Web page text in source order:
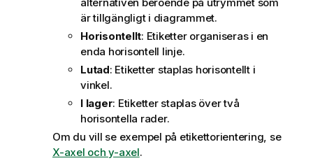
alternativen beroende på utrymmet som
är tillgängligt i diagrammet.
Horisontellt: Etiketter organiseras i en
enda horisontell linje.
Lutad: Etiketter staplas horisontellt i
vinkel.
I lager: Etiketter staplas över två
horisontella rader.
Om du vill se exempel på etikettorientering, se
X-axel och y-axel.